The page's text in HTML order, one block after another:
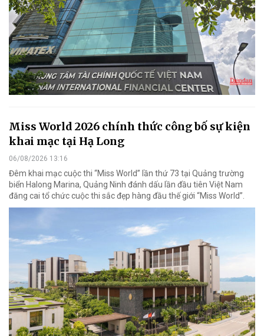
Miss World 2026 chính thức công bố sự kiện
khai mạc tại Hạ Long
06/08/2026 13:16
Đêm khai mạc cuộc thi “Miss World” lần thứ 73 tại Quảng trường
biển Halong Marina, Quảng Ninh đánh dấu lần đầu tiên Việt Nam
đăng cai tổ chức cuộc thi sắc đẹp hàng đầu thế giới “Miss World”.